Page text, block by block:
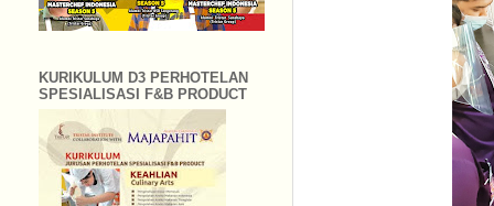
KURIKULUM D3 PERHOTELAN
SPESIALISASI F&B PRODUCT